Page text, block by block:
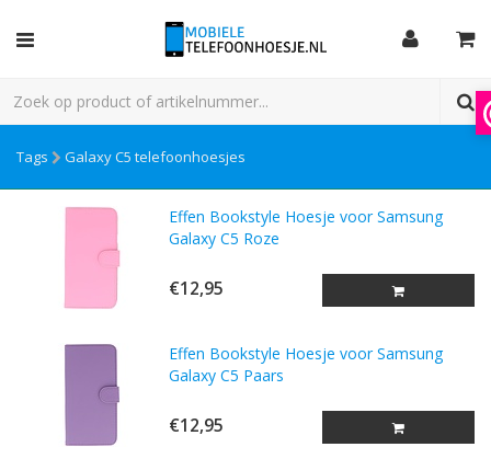
Tags Galaxy C5 telefoonhoesjes
Effen Bookstyle Hoesje voor Samsung
Galaxy C5 Roze
€12,95
Effen Bookstyle Hoesje voor Samsung
Galaxy C5 Paars
€12,95